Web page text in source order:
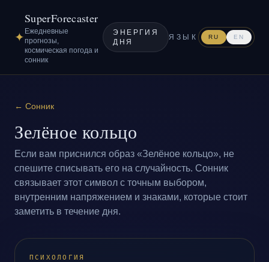
✦
SuperForecaster
Ежедневные
прогнозы,
космическая погода и
сонник
ЭНЕРГИЯ
ДНЯ
ЯЗЫК RU EN
← Сонник
Зелёное кольцо
Если вам приснился образ «Зелёное кольцо», не
спешите списывать его на случайность. Сонник
связывает этот символ с точным выбором,
внутренним напряжением и знаками, которые стоит
заметить в течение дня.
ПСИХОЛОГИЯ